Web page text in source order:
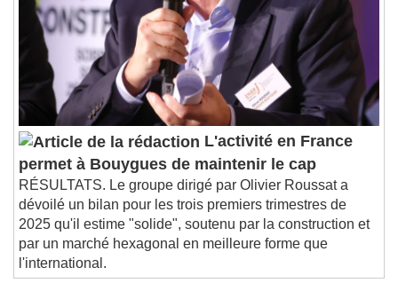
L'activité en France
permet à Bouygues de maintenir le cap
RÉSULTATS. Le groupe dirigé par Olivier Roussat a
dévoilé un bilan pour les trois premiers trimestres de
2025 qu'il estime "solide", soutenu par la construction et
par un marché hexagonal en meilleure forme que
l'international.